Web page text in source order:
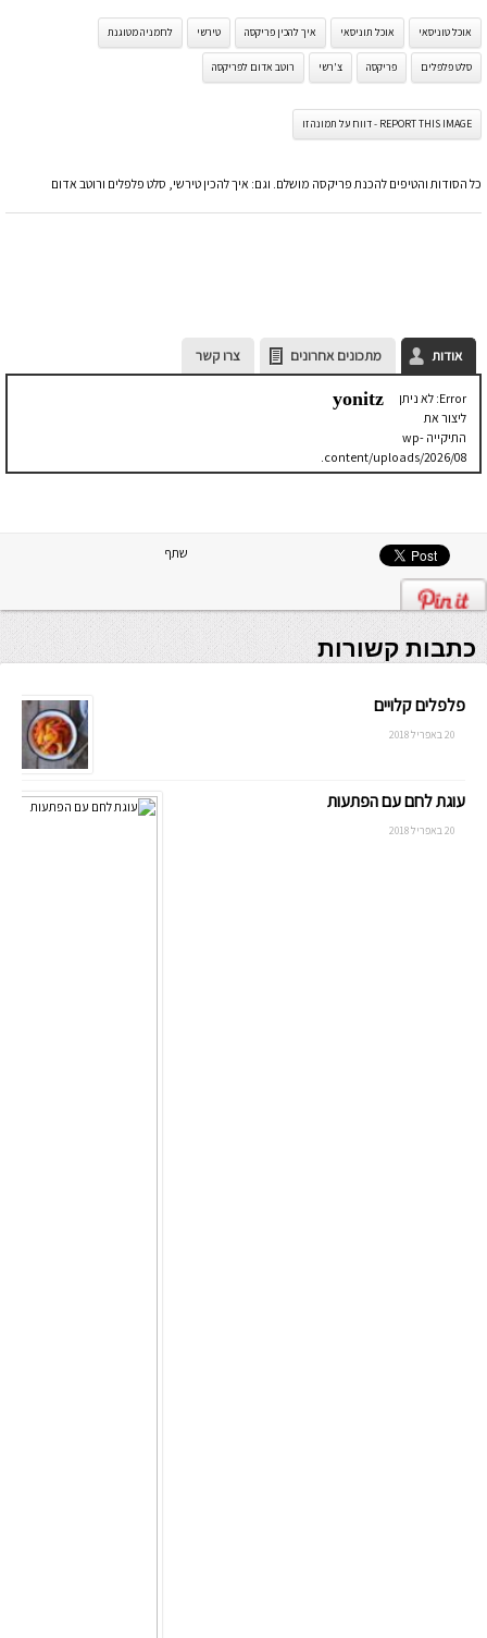
אוכל טוניסאי אוכל תוניסאי איך להכין פריקסה טירשי לחמניה מטוגנת
סלט פלפלים פריקסה צ'רשי רוטב אדום לפריקסה
REPORT THIS IMAGE - דווח על תמונה זו
כל הסודות והטיפים להכנת פריקסה מושלם. וגם: איך להכין טירשי, סלט פלפלים ורוטב אדום
אודות מתכונים אחרונים צרו קשר
Error: לא ניתן
ליצור את
התיקייה wp-
content/uploads/2026/08.
יש לבדוק
yonitz
שתף
כתבות קשורות
פלפלים קלויים
20 באפריל 2018
עוגת לחם עם הפתעות
20 באפריל 2018